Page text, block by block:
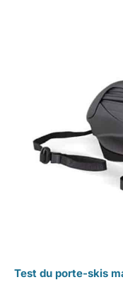
Test du porte-skis